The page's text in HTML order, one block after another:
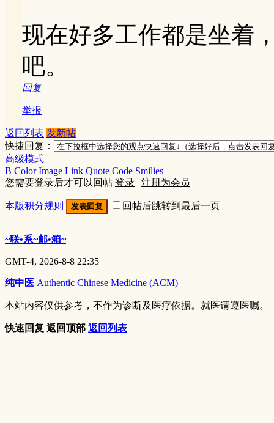
现在好多工作都是坐着
吧。
回复
举报
返回列表 发新帖
快捷回复：
高级模式
B Color Image Link Quote Code Smilies
您需要登录后才可以回帖 登录 | 注册为会员
本版积分规则 发表回复 回帖后跳转到最后一页
~联•系~邮•箱~
GMT-4, 2026-8-8 22:35
纯中医 Authentic Chinese Medicine (ACM)
本站内容仅供参考，不作为诊断及医疗依据。就医请遵医嘱。
快速回复 返回顶部 返回列表